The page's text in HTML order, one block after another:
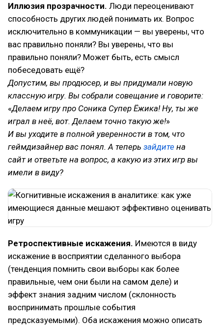
Иллюзия прозрачности. Люди переоценивают
способность других людей понимать их. Вопрос
исключительно в коммуникации — вы уверены, что
вас правильно поняли? Вы уверены, что вы
правильно поняли? Может быть, есть смысл
побеседовать ещё?
Допустим, вы продюсер, и вы придумали новую
классную игру. Вы собрали совещание и говорите:
«Делаем игру про Соника Супер Ёжика! Ну, ты же
играл в неё, вот. Делаем точно такую же!»
И вы уходите в полной уверенности в том, что
геймдизайнер вас понял. А теперь зайдите на
сайти ответьте на вопрос, а какую из этих игр вы
имели в виду?
Ретроспективные искажения. Имеются в виду
искажение в восприятии сделанного выбора
(тенденция помнить свои выборы как более
правильные, чем они были на самом деле) и
эффект знания задним числом (склонность
воспринимать прошлые события
предсказуемыми). Оба искажения можно описать